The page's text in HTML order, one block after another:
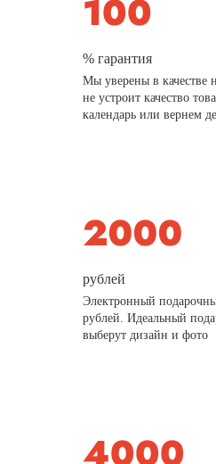
% гарантия
Мы уверены в качестве
не устроит качество
календарь или вернем
рублей
Электронный
рублей. Идеальный
выберут дизайн и фото